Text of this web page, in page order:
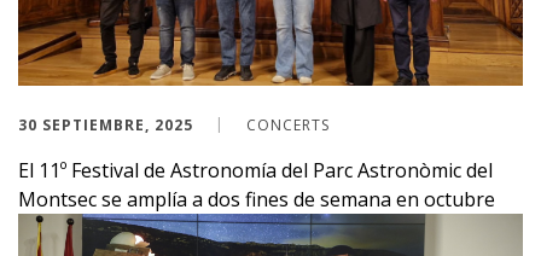
30 SEPTIEMBRE, 2025 CONCERTS
El 11º Festival de Astronomía del Parc Astronòmic del
Montsec se amplía a dos fines de semana en octubre